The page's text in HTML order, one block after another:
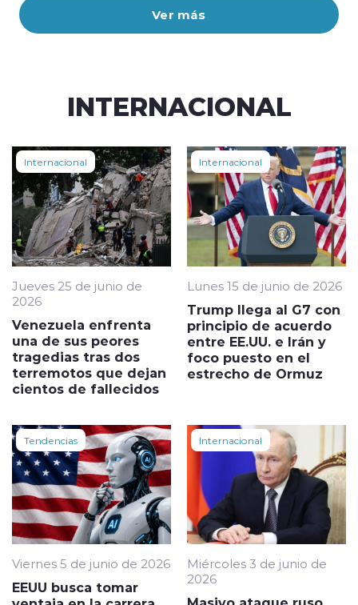
Ver más
INTERNACIONAL
Internacional
Jueves 25 de junio de
2026
Venezuela enfrenta
una de sus peores
tragedias tras dos
terremotos que dejan
cientos de fallecidos
Internacional
Lunes 15 de junio de 2026
Trump llega al G7 con
principio de acuerdo
entre EE.UU. e Irán y
foco puesto en el
estrecho de Ormuz
Tendencias
Viernes 5 de junio de 2026
EEUU busca tomar
Internacional
Miércoles 3 de junio de
2026